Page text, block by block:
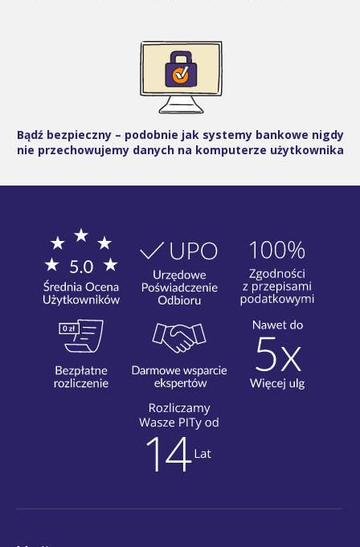
Bądź bezpieczny – podobnie jak systemy bankowe nigdy
nie przechowujemy danych na komputerze użytkownika